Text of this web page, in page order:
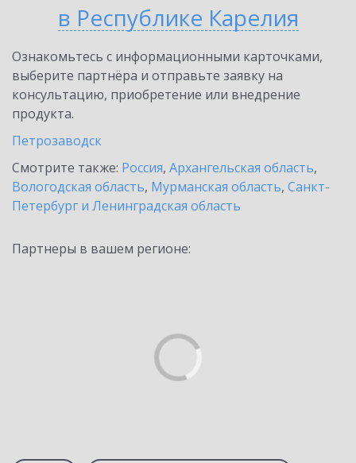
в Республике Карелия
Ознакомьтесь с информационными карточками,
выберите партнёра и отправьте заявку на
консультацию, приобретение или внедрение
продукта.
Петрозаводск
Смотрите также: Россия, Архангельская область,
Вологодская область, Мурманская область, Санкт-
Петербург и Ленинградская область
Партнеры в вашем регионе: